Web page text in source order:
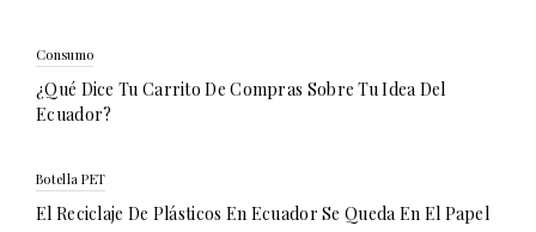
Consumo
¿Qué Dice Tu Carrito De Compras Sobre Tu Idea Del
Ecuador?
Botella PET
El Reciclaje De Plásticos En Ecuador Se Queda En El Papel